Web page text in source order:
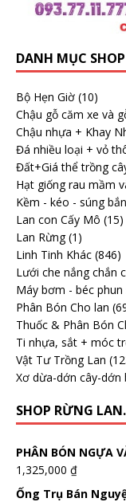
DANH MỤC
Bộ Hẹn Giờ (10)
Chậu gỗ căm xe và
Chậu nhựa + Khay
Đá nhiều loại + vỏ
Đất+Giá thể trồng
Hạt giống rau mầm
Kềm - kéo - súng
Lan con Cấy Mô (15)
Lan Rừng (1)
Linh Tinh Khác (846)
Lưới che nắng chắn
Máy bơm - béc
Phân Bón Cho lan
Thuốc & Phân Bón
Ti nhựa, sắt + móc
Vật Tư Trồng Lan
Xơ dừa-dớn cây-dớn
SHOP RỪNG
PHÂN BÓN NGỰA
1,325,000 ₫
Ống Trụ Bán